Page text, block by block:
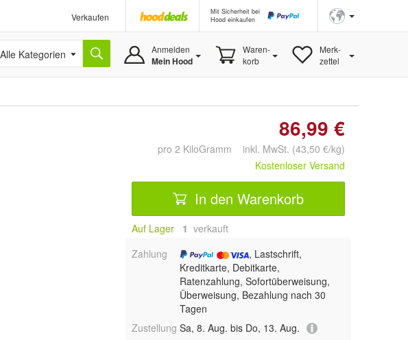
Verkaufen
Mit Sicherheit bei
Hood einkaufen
Alle Kategorien Anmelden
Mein Hood
Waren-
korb
Merk-
zettel
86,99 €
pro 2 KiloGramm inkl. MwSt. (43,50 €/kg)
Kostenloser Versand
In den Warenkorb
Auf Lager 1 verkauft
Zahlung
, Lastschrift,
Kreditkarte, Debitkarte,
Ratenzahlung, Sofortüberweisung,
Überweisung, Bezahlung nach 30
Tagen
Zustellung Sa, 8. Aug. bis Do, 13. Aug.